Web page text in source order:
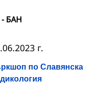
БАН
по Славянска
г.